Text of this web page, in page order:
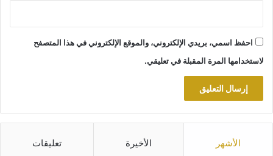
احفظ اسمي، بريدي الإلكتروني، والموقع الإلكتروني في هذا المتصفح
لاستخدامها المرة المقبلة في تعليقي.
الأشهر الأخيرة تعليقات